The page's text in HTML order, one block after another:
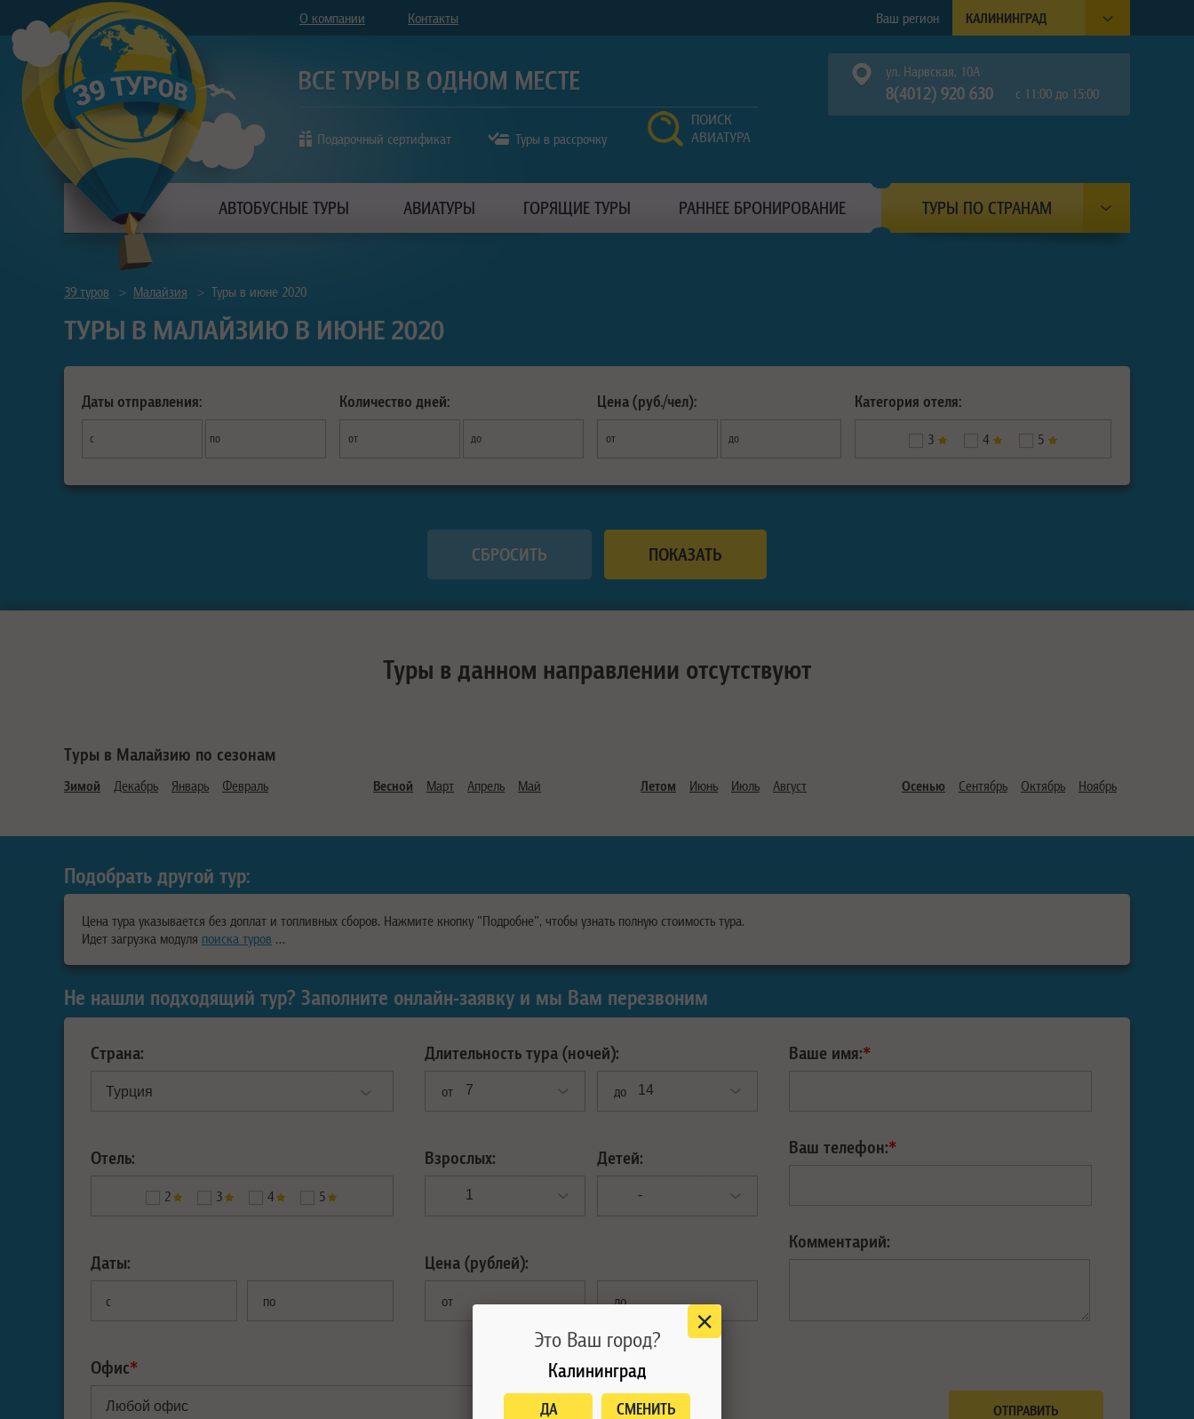
О компании Контакты КАЛИНИНГРАД
Ваш регион
ТУРЫ ПО СТРАНАМ
Подарочный сертификат Туры в рассрочку
ПОИСК
АВИАТУРА
ул. Нарвская, 10А
с 11:00 до 15:00
8(4012) 920 630
АВТОБУСНЫЕ ТУРЫ АВИАТУРЫ ГОРЯЩИЕ ТУРЫ РАННЕЕ БРОНИРОВАНИЕ
39 туров > Малайзия > Туры в июне 2020
ТУРЫ В МАЛАЙЗИЮ В ИЮНЕ 2020
Даты отправления:
с по
Количество дней:
от до
Цена (руб./чел):
от до
Категория отеля:
3 4 5
Туры в данном направлении отсутствуют
Туры в Малайзию по сезонам
Зимой Декабрь Январь Февраль Весной Март Апрель Май Летом Июнь Июль Август Осенью Сентябрь Октябрь Ноябрь
Подобрать другой тур:
Цена тура указывается без доплат и топливных сборов. Нажмите кнопку "Подробне", чтобы узнать полную стоимость тура.
Идет загрузка модуля поиска туров …
Не нашли подходящий тур? Заполните онлайн-заявку и мы Вам перезвоним
Страна:
Отель:
2 3 4 5
Даты:
с по
Длительность тура (ночей):
от до
Взрослых: Детей:
Цена (рублей):
от до
Ваше имя:*
Ваш телефон:*
Комментарий:
Офис*
Это Ваш город?
Калининград
ДА СМЕНИТЬ